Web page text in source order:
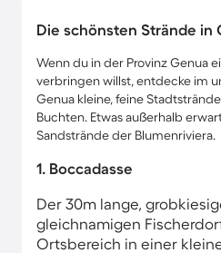
Die schönsten Strände in
Wenn du in der Provinz Genua
verbringen willst, entdecke im
Genua kleine, feine
Buchten. Etwas außerhalb
Sandstrände der Blumenriviera.
1. Boccadasse
Der 30m lange,
gleichnamigen
Ortsbereich in einer